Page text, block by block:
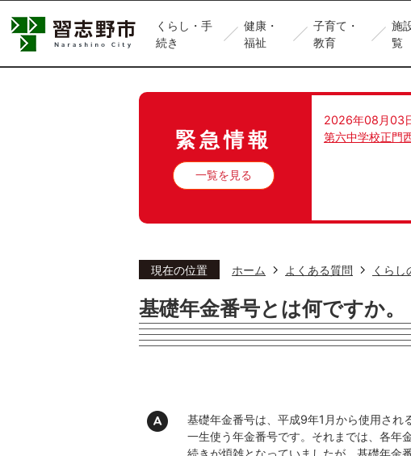
くらし・手
続き
健康・
福祉
子育て・
教育
施
覧
緊急情報
一覧を見る
2026年08月03
第六中学校正門
現在の位置 ホーム よくある質問 くらし
基礎年金番号とは何ですか。
基礎年金番号は、平成9年1月から使用され
一生使う年金番号です。それまでは、各年
続きが煩雑となっていましたが、基礎年金